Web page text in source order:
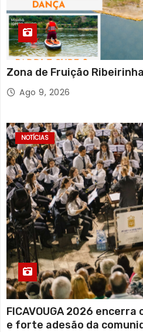
Zona de Fruição
Ago 9, 2026
NOTÍCIAS
FICAVOUGA 2026
e forte adesão da